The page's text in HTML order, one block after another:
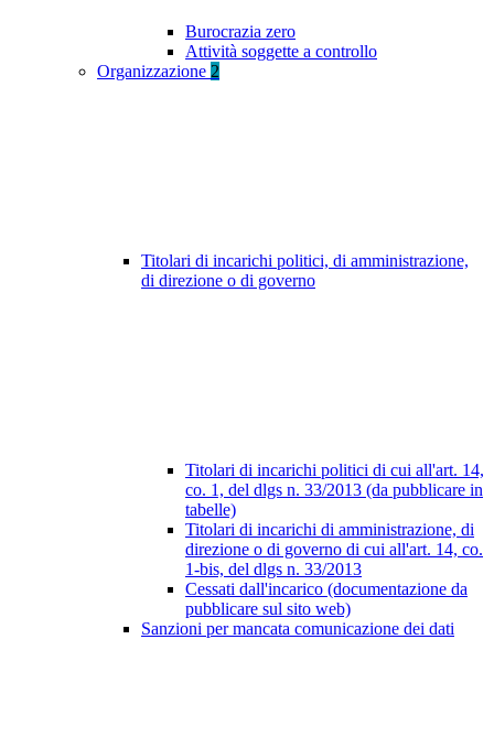
Burocrazia zero
Attività soggette a controllo
Organizzazione 2
Titolari di incarichi politici, di amministrazione,
di direzione o di governo
Titolari di incarichi politici di cui all'art. 14,
co. 1, del dlgs n. 33/2013 (da pubblicare in
tabelle)
Titolari di incarichi di amministrazione, di
direzione o di governo di cui all'art. 14, co.
1-bis, del dlgs n. 33/2013
Cessati dall'incarico (documentazione da
pubblicare sul sito web)
Sanzioni per mancata comunicazione dei dati